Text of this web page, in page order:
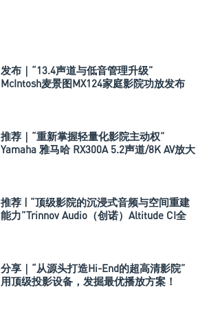
发布｜“13.4声道与低音管理升级”
McIntosh麦景图MX124家庭影院功放发布
推荐｜“重新掌握轻量化影院主动权”
Yamaha 雅马哈 RX300A 5.2声道/8K AV放大
推荐 | “顶级影院的沉浸式音频与空间重建
能力”Trinnov Audio（创诺）Altitude CI全
分享｜“从源头打造Hi-End的超高清影院”
用顶级投影设备，发掘最优播放方案！